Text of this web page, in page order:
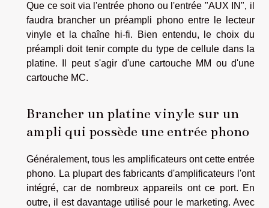
Que ce soit via l'entrée phono ou l'entrée "AUX IN", il
faudra brancher un préampli phono entre le lecteur
vinyle et la chaîne hi-fi. Bien entendu, le choix du
préampli doit tenir compte du type de cellule dans la
platine. Il peut s'agir d'une cartouche MM ou d'une
cartouche MC.
Brancher un platine vinyle sur un
ampli qui possède une entrée phono
Généralement, tous les amplificateurs ont cette entrée
phono. La plupart des fabricants d'amplificateurs l'ont
intégré, car de nombreux appareils ont ce port. En
outre, il est davantage utilisé pour le marketing. Avec